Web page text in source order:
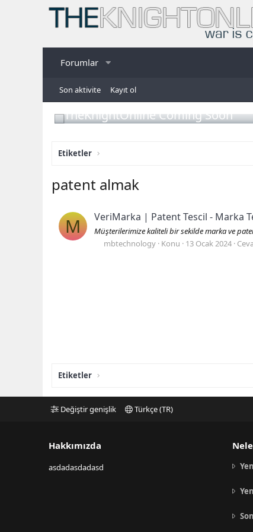
Forumlar
Son aktivite Kayıt ol
TheKnightOnline Coming Soon
Etiketler
patent almak
M VeriMarka | Patent Tescil - Marka
Müşterilerimize kaliteli bir sekilde marka ve
mbtechnology Konu 13 Ocak 2024
Etiketler
Değiştir genişlik Türkçe (TR)
Hakkımızda
asdadasdadasd